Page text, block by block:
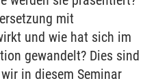
mit
und wie hat sich im
gewandelt? Dies sind
in diesem Seminar